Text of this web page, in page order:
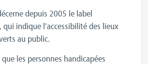
depuis 2005 le label
qui indique l’accessibilité des lieux
au public.
les personnes handicapées